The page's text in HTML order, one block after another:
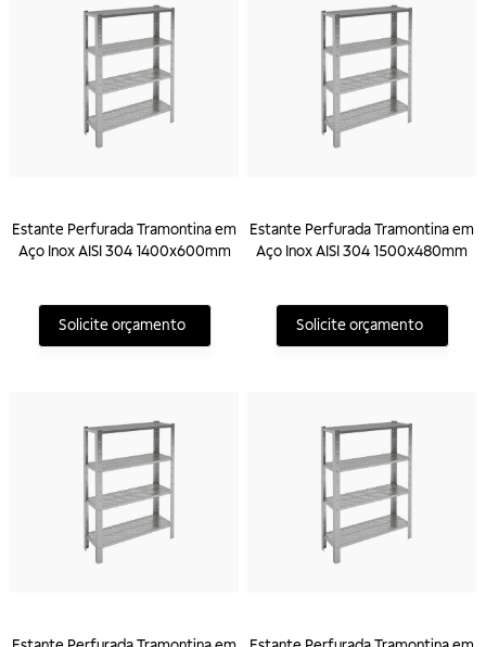
Estante Perfurada Tramontina em
Aço Inox AISI 304 1400x600mm
Solicite orçamento
Estante Perfurada Tramontina em
Aço Inox AISI 304 1500x480mm
Solicite orçamento